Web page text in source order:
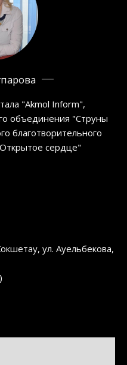
"Akmol Inform",
объединения "Струны
благотворительного
сердце"
ул. Ауельбекова,